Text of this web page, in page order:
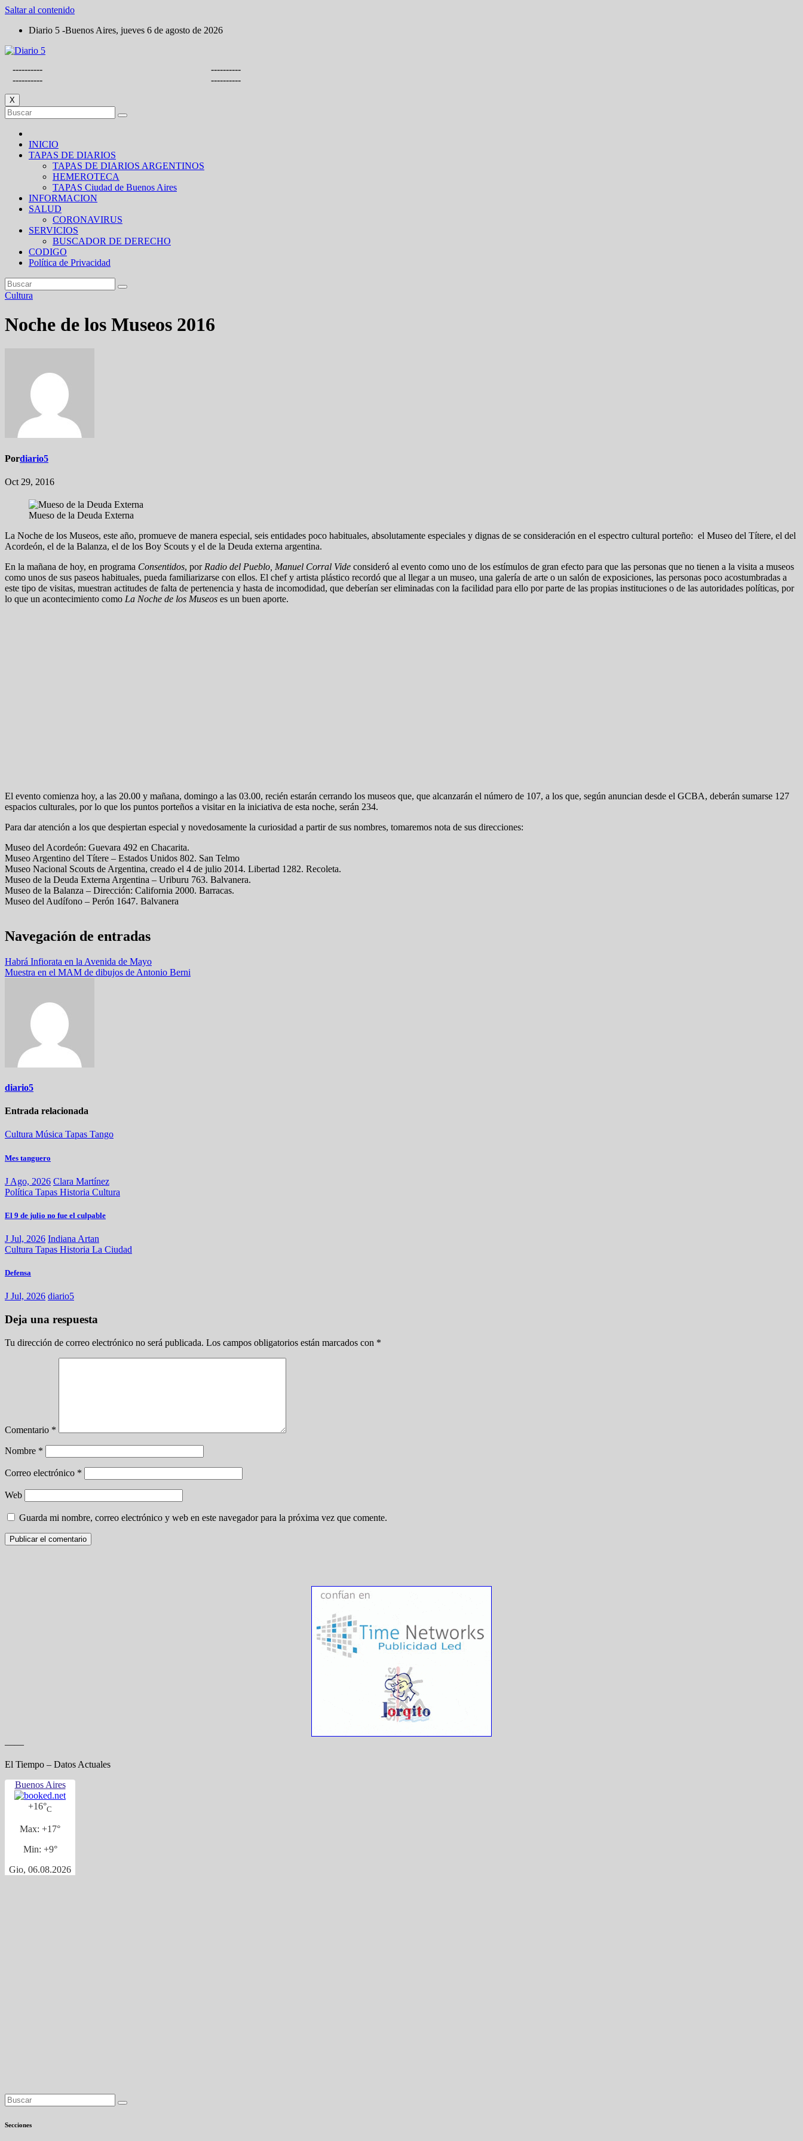
Saltar al contenido
Diario 5 -Buenos Aires, jueves 6 de agosto de 2026
----------
----------
----------
----------
X
INICIO
TAPAS DE DIARIOS
TAPAS DE DIARIOS ARGENTINOS
HEMEROTECA
TAPAS Ciudad de Buenos Aires
INFORMACION
SALUD
CORONAVIRUS
SERVICIOS
BUSCADOR DE DERECHO
CODIGO
Política de Privacidad
Cultura
Noche de los Museos 2016
Pordiario5
Oct 29, 2016
Mueso de la Deuda Externa
La Noche de los Museos, este año, promueve de manera especial, seis entidades poco habituales, absolutamente especiales y dignas de se consideración en el espectro cultural porteño: el Museo del Títere, el del
Acordeón, el de la Balanza, el de los Boy Scouts y el de la Deuda externa argentina.
En la mañana de hoy, en programa Consentidos, por Radio del Pueblo, Manuel Corral Vide consideró al evento como uno de los estímulos de gran efecto para que las personas que no tienen a la visita a museos
como unos de sus paseos habituales, pueda familiarizarse con ellos. El chef y artista plástico recordó que al llegar a un museo, una galería de arte o un salón de exposiciones, las personas poco acostumbradas a
este tipo de visitas, muestran actitudes de falta de pertenencia y hasta de incomodidad, que deberían ser eliminadas con la facilidad para ello por parte de las propias instituciones o de las autoridades políticas, por
lo que un acontecimiento como La Noche de los Museos es un buen aporte.
El evento comienza hoy, a las 20.00 y mañana, domingo a las 03.00, recién estarán cerrando los museos que, que alcanzarán el número de 107, a los que, según anuncian desde el GCBA, deberán sumarse 127
espacios culturales, por lo que los puntos porteños a visitar en la iniciativa de esta noche, serán 234.
Para dar atención a los que despiertan especial y novedosamente la curiosidad a partir de sus nombres, tomaremos nota de sus direcciones:
Museo del Acordeón: Guevara 492 en Chacarita.
Museo Argentino del Títere – Estados Unidos 802. San Telmo
Museo Nacional Scouts de Argentina, creado el 4 de julio 2014. Libertad 1282. Recoleta.
Museo de la Deuda Externa Argentina – Uriburu 763. Balvanera.
Museo de la Balanza – Dirección: California 2000. Barracas.
Museo del Audífono – Perón 1647. Balvanera
Navegación de entradas
Habrá Infiorata en la Avenida de Mayo
Muestra en el MAM de dibujos de Antonio Berni
diario5
Entrada relacionada
Cultura Música Tapas Tango
Mes tanguero
J Ago, 2026 Clara Martínez
Política Tapas Historia Cultura
El 9 de julio no fue el culpable
J Jul, 2026 Indiana Artan
Cultura Tapas Historia La Ciudad
Defensa
J Jul, 2026 diario5
Deja una respuesta
Tu dirección de correo electrónico no será publicada. Los campos obligatorios están marcados con *
Comentario *
Nombre *
Correo electrónico *
Web
Guarda mi nombre, correo electrónico y web en este navegador para la próxima vez que comente.
——
El Tiempo – Datos Actuales
Buenos Aires
+16°C
Max: +17°
Min: +9°
Gio, 06.08.2026
Secciones